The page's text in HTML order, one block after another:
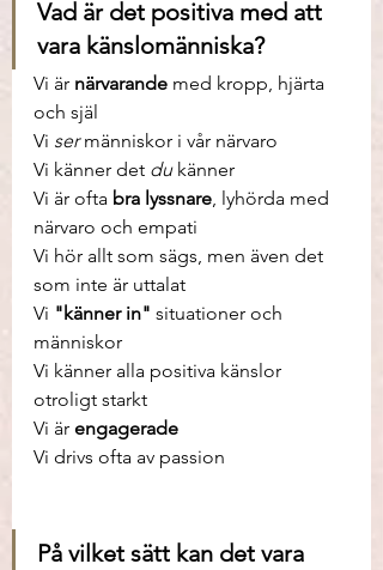
Vad är det positiva med att
vara känslomänniska?
Vi är närvarande med kropp, hjärta
och själ
Vi ser människor i vår närvaro
Vi känner det du känner
Vi är ofta bra lyssnare , lyhörda med
närvaro och empati
Vi hör allt som sägs, men även det
som inte är uttalat
Vi "känner in" situationer och
människor
Vi känner alla positiva känslor
otroligt starkt
Vi är engagerade
Vi drivs ofta av passion
På vilket sätt kan det vara